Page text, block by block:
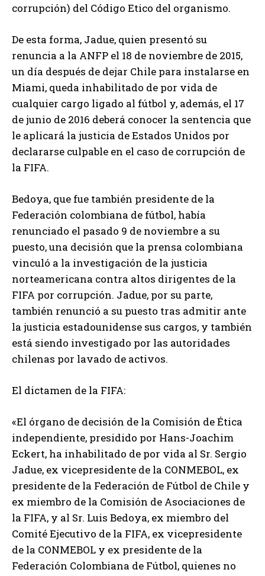
corrupción) del Código Etico del organismo.
De esta forma, Jadue, quien presentó su
renuncia a la ANFP el 18 de noviembre de 2015,
un día después de dejar Chile para instalarse en
Miami, queda inhabilitado de por vida de
cualquier cargo ligado al fútbol y, además, el 17
de junio de 2016 deberá conocer la sentencia que
le aplicará la justicia de Estados Unidos por
declararse culpable en el caso de corrupción de
la FIFA.
Bedoya, que fue también presidente de la
Federación colombiana de fútbol, había
renunciado el pasado 9 de noviembre a su
puesto, una decisión que la prensa colombiana
vinculó a la investigación de la justicia
norteamericana contra altos dirigentes de la
FIFA por corrupción. Jadue, por su parte,
también renunció a su puesto tras admitir ante
la justicia estadounidense sus cargos, y también
está siendo investigado por las autoridades
chilenas por lavado de activos.
El dictamen de la FIFA:
«El órgano de decisión de la Comisión de Ética
independiente, presidido por Hans-Joachim
Eckert, ha inhabilitado de por vida al Sr. Sergio
Jadue, ex vicepresidente de la CONMEBOL, ex
presidente de la Federación de Fútbol de Chile y
ex miembro de la Comisión de Asociaciones de
la FIFA, y al Sr. Luis Bedoya, ex miembro del
Comité Ejecutivo de la FIFA, ex vicepresidente
de la CONMEBOL y ex presidente de la
Federación Colombiana de Fútbol, quienes no